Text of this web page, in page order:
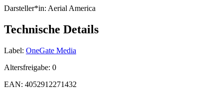
Darsteller*in: Aerial America
Technische Details
Label: OneGate Media
Altersfreigabe: 0
EAN: 4052912271432